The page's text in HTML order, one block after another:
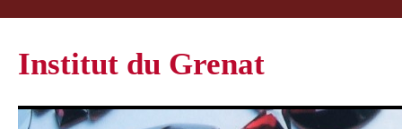
Institut du Grenat